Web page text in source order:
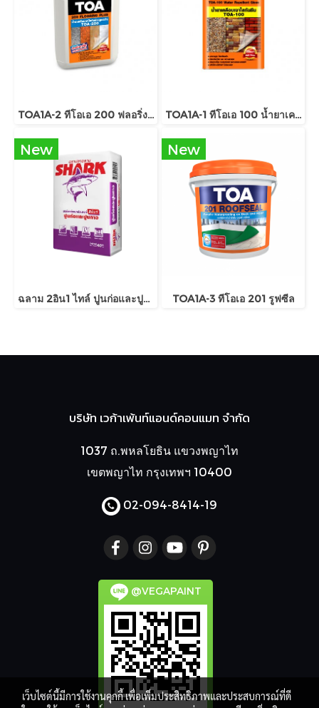
TOA1A-2 ทีโอเอ 200 ฟลอริ่งพลัส TOA1A-1 ทีโอเอ 100 น้ำยาเคลือบเงาใสกันซึม
New
ฉลาม 2อิน1 ไทล์ ปูนก่อและปูนกาว
New
TOA1A-3 ทีโอเอ 201 รูฟซีล
บริษัท เวก้าเพ้นท์แอนด์คอนแมท จำกัด
1037 ถ.พหลโยธิน แขวงพญาไท
เขตพญาไท กรุงเทพฯ 10400
02-094-8414-19
@VEGAPAINT
เว็บไซต์นี้มีการใช้งานคุกกี้ เพื่อเพิ่มประสิทธิภาพและประสบการณ์ที่ดี